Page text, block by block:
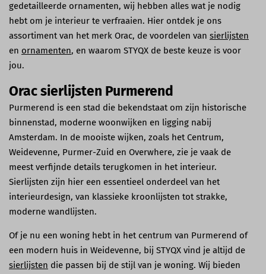
gedetailleerde ornamenten, wij hebben alles wat je nodig
hebt om je interieur te verfraaien. Hier ontdek je ons
assortiment van het merk Orac, de voordelen van sierlijsten
en ornamenten, en waarom STYQX de beste keuze is voor
jou.
Orac sierlijsten Purmerend
Purmerend is een stad die bekendstaat om zijn historische
binnenstad, moderne woonwijken en ligging nabij
Amsterdam. In de mooiste wijken, zoals het Centrum,
Weidevenne, Purmer-Zuid en Overwhere, zie je vaak de
meest verfijnde details terugkomen in het interieur.
Sierlijsten zijn hier een essentieel onderdeel van het
interieurdesign, van klassieke kroonlijsten tot strakke,
moderne wandlijsten.
Of je nu een woning hebt in het centrum van Purmerend of
een modern huis in Weidevenne, bij STYQX vind je altijd de
sierlijsten die passen bij de stijl van je woning. Wij bieden